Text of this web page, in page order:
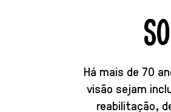
Há mais de 70
visão sejam
reabilitação,